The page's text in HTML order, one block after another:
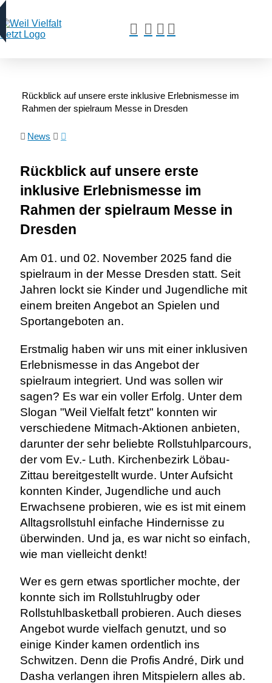
Rückblick auf unsere erste inklusive Erlebnismesse im
Rahmen der spielraum Messe in Dresden
News
Rückblick auf unsere erste
inklusive Erlebnismesse im
Rahmen der spielraum Messe in
Dresden
Am 01. und 02. November 2025 fand die
spielraum in der Messe Dresden statt. Seit
Jahren lockt sie Kinder und Jugendliche mit
einem breiten Angebot an Spielen und
Sportangeboten an.
Erstmalig haben wir uns mit einer inklusiven
Erlebnismesse in das Angebot der
spielraum integriert. Und was sollen wir
sagen? Es war ein voller Erfolg. Unter dem
Slogan "Weil Vielfalt fetzt" konnten wir
verschiedene Mitmach-Aktionen anbieten,
darunter der sehr beliebte Rollstuhlparcours,
der vom Ev.- Luth. Kirchenbezirk Löbau-
Zittau bereitgestellt wurde. Unter Aufsicht
konnten Kinder, Jugendliche und auch
Erwachsene probieren, wie es ist mit einem
Alltagsrollstuhl einfache Hindernisse zu
überwinden. Und ja, es war nicht so einfach,
wie man vielleicht denkt!
Wer es gern etwas sportlicher mochte, der
konnte sich im Rollstuhlrugby oder
Rollstuhlbasketball probieren. Auch dieses
Angebot wurde vielfach genutzt, und so
einige Kinder kamen ordentlich ins
Schwitzen. Denn die Profis André, Dirk und
Dasha verlangen ihren Mitspielern alles ab.